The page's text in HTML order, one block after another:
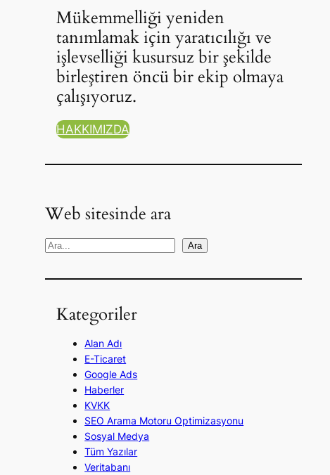
Mükemmelliği yeniden
tanımlamak için yaratıcılığı ve
işlevselliği kusursuz bir şekilde
birleştiren öncü bir ekip olmaya
çalışıyoruz.
HAKKIMIZDA
Web sitesinde ara
A
a
Ara
Kategoriler
Alan Adı
E-Ticaret
Google Ads
Haberler
KVKK
SEO Arama Motoru Optimizasyonu
Sosyal Medya
Tüm Yazılar
Veritabanı